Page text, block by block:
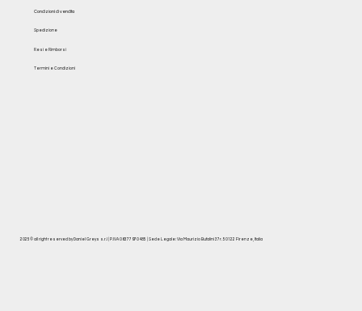
Condizioni di vendita
Termini e Condizioni
Spedizione
Resi e Rimborsi
2025© all right reserved by Daniel Greys s.r.l | P.IVA 06377970485 | Sede Legale: Via Maurizio Bufalini 37r. 50122 Firenze, Italia